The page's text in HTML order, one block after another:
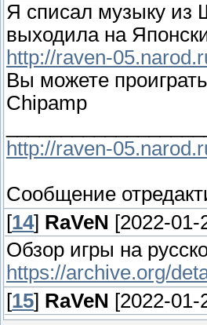
Я списал музыку из
выходила на
http://raven-
Вы можете
Chipamp
http://raven-
Сообщение
[14] RaVeN [2022-01-
Обзор игры на
https://archive.org/
[15] RaVeN [2022-01-